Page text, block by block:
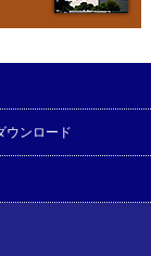
ウンロード